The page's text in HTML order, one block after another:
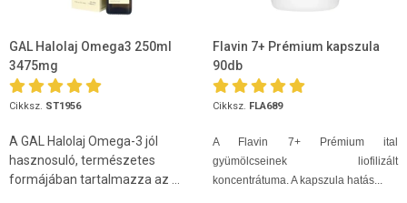
GAL Halolaj Omega3 250ml
3475mg
Cikksz. ST1956
A GAL Halolaj Omega-3 jól
hasznosuló, természetes
formájában tartalmazza az ...
Flavin 7+ Prémium kapszula
90db
Cikksz. FLA689
A Flavin 7+ Prémium ital
gyümölcseinek liofilizált
koncentrátuma. A kapszula hatás...